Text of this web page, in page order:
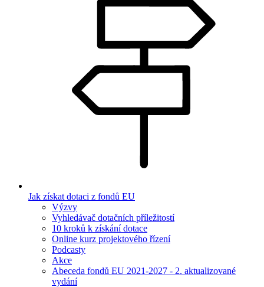
Jak získat dotaci z fondů EU
Výzvy
Vyhledávač dotačních příležitostí
10 kroků k získání dotace
Online kurz projektového řízení
Podcasty
Akce
Abeceda fondů EU 2021-2027 - 2. aktualizované
vydání